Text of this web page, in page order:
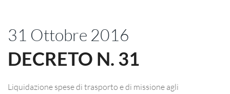
31 Ottobre 2016
DECRETO N. 31
Liquidazione spese di trasporto e di missione agli